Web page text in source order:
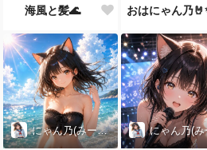
海風と髪🌊 おはにゃん乃
にゃん乃(みー娘)